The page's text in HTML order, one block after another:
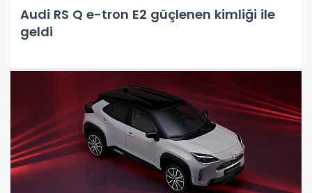
Audi RS Q e-tron E2 güçlenen kimliği ile
geldi